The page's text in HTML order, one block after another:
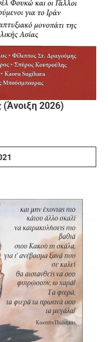
(Άνοιξη 2026)